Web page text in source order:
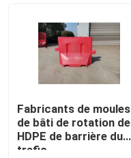
Fabricants de moules
de bâti de rotation de
HDPE de barrière du
trafic